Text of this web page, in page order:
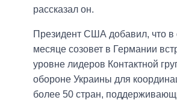
рассказал он.
Президент США добавил, что
месяце созовет в Германии
уровне лидеров Контактной
обороне Украины для
более 50 стран,